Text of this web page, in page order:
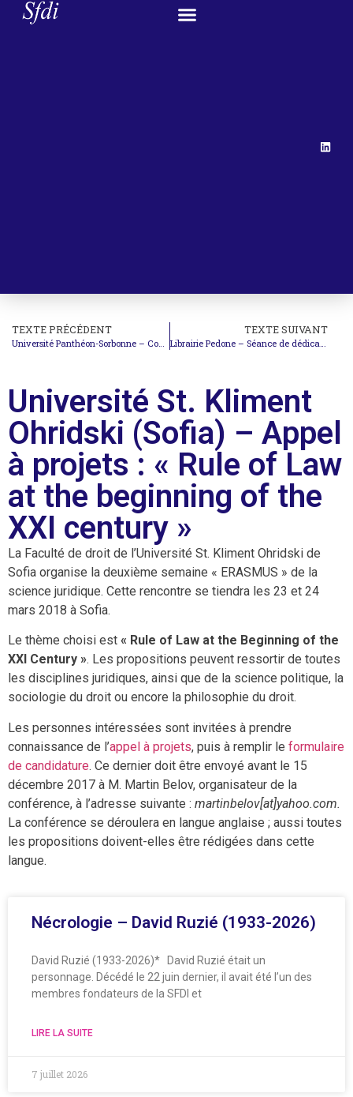
TEXTE PRÉCÉDENT
Université Panthéon-Sorbonne – Conférence : Retours d’expérience, les tribunaux environnementaux d’opinion : du politique au droit
TEXTE SUIVANT
Librairie Pedone – Séance de dédicaces : Philippe SANDS, « Retour à Lemberg »
Université St. Kliment
Ohridski (Sofia) – Appel
à projets : « Rule of Law
at the beginning of the
XXI century »
La Faculté de droit de l’Université St. Kliment Ohridski de
Sofia organise la deuxième semaine « ERASMUS » de la
science juridique. Cette rencontre se tiendra les 23 et 24
mars 2018 à Sofia.
Le thème choisi est « Rule of Law at the Beginning of the
XXI Century ». Les propositions peuvent ressortir de toutes
les disciplines juridiques, ainsi que de la science politique, la
sociologie du droit ou encore la philosophie du droit.
Les personnes intéressées sont invitées à prendre
connaissance de l’appel à projets, puis à remplir le formulaire
de candidature. Ce dernier doit être envoyé avant le 15
décembre 2017 à M. Martin Belov, organisateur de la
conférence, à l’adresse suivante : martinbelov[at]yahoo.com.
La conférence se déroulera en langue anglaise ; aussi toutes
les propositions doivent-elles être rédigées dans cette
langue.
Nécrologie – David Ruzié (1933-2026)
David Ruzié (1933-2026)* David Ruzié était un
personnage. Décédé le 22 juin dernier, il avait été l’un des
membres fondateurs de la SFDI et
LIRE LA SUITE
7 juillet 2026